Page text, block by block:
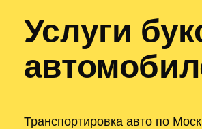
Услуги
Транспортировка авто по